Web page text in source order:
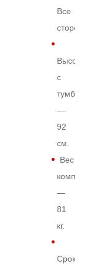
Все
Высота
с
тумбой
—
92
см.
Вес
—
81
кг.
Срок